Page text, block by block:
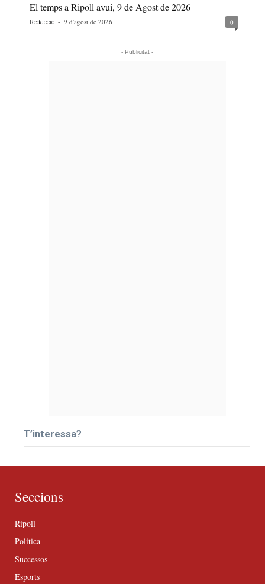
El temps a Ripoll avui, 9 de Agost de 2026
Redacció - 9 d'agost de 2026 0
- Publicitat -
T’interessa?
Seccions
Ripoll
Política
Successos
Esports